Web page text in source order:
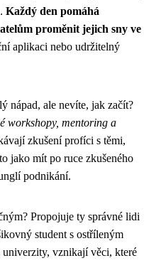
Každý den pomáhá
proměnit jejich sny ve
aplikaci nebo udržitelný
nápad, ale nevíte, jak začít?
workshopy, mentoring a
zkušení profíci s těmi,
jako mít po ruce zkušeného
podnikání.
Propojuje ty správné lidi
student s ostříleným
vznikají věci, které